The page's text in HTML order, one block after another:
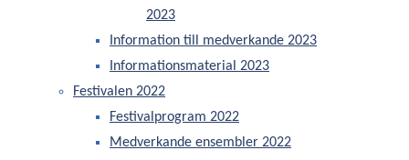
2023
Information till medverkande 2023
Informationsmaterial 2023
Festivalen 2022
Festivalprogram 2022
Medverkande ensembler 2022
Syftet med tävlingarna är att inspirera och
musikanternas identitet och självförtroende.
Bidra till positiva och lärorika upplevelser
som kan utvecklasvensk blåsmusik
Gemenskap och nätbyggande mellan enskilda
deltagare och orkestrar får en central plats.